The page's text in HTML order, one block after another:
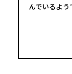
んでいるよう